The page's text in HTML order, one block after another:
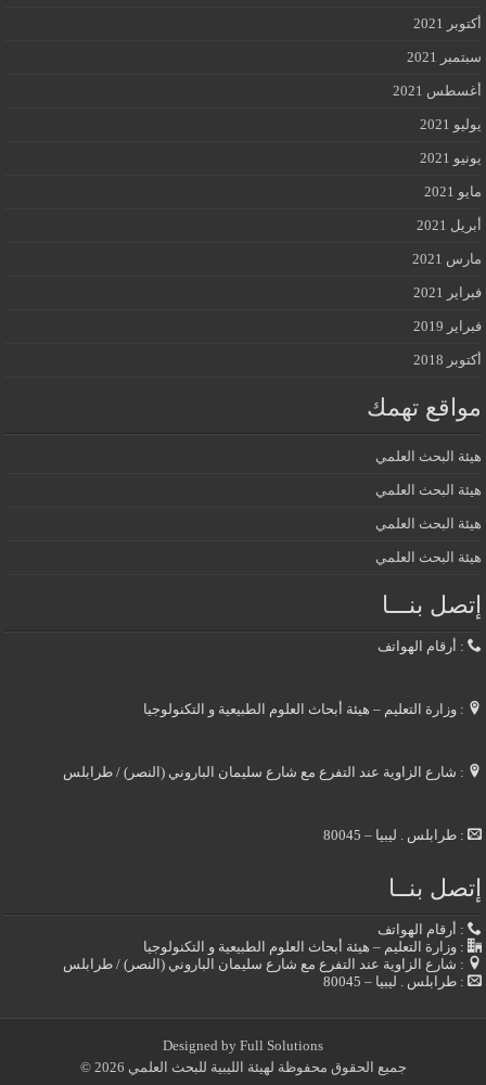
أكتوبر 2021
سبتمبر 2021
أغسطس 2021
يوليو 2021
يونيو 2021
مايو 2021
أبريل 2021
مارس 2021
فبراير 2021
فبراير 2019
أكتوبر 2018
مواقع تهمك
هيئة البحث العلمي
هيئة البحث العلمي
هيئة البحث العلمي
هيئة البحث العلمي
إتصل بنـــا
: أرقام الهواتف
: وزارة التعليم – هيئة أبحاث العلوم الطبيعية و التكنولوجيا
: شارع الزاوية عند التفرع مع شارع سليمان الباروني (النصر) / طرابلس
: طرابلس . ليبيا – 80045
إتصل بنــا
: أرقام الهواتف
: وزارة التعليم – هيئة أبحاث العلوم الطبيعية و التكنولوجيا
: شارع الزاوية عند التفرع مع شارع سليمان الباروني (النصر) / طرابلس
: طرابلس . ليبيا – 80045
Designed by Full Solutions
جميع الحقوق محفوظة لهيئة الليبية للبحث العلمي 2026 ©